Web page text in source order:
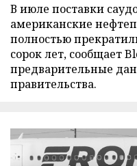
В июле поставки
американские
полностью
сорок лет, сообщает
предварительные
правительства.